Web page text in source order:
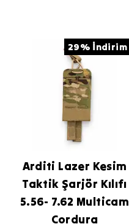
29% İndirim
Arditi Lazer Kesim
Taktik Şarjör Kılıfı
5.56- 7.62 Multicam
Cordura